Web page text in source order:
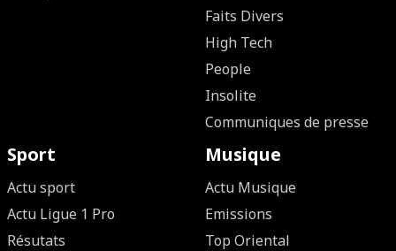
Faits Divers
High Tech
People
Insolite
Communiques de presse
Sport
Actu sport
Actu Ligue 1 Pro
Résutats
Musique
Actu Musique
Emissions
Top Oriental